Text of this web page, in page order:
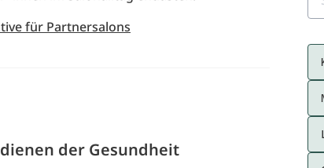
für Partnersalons
der Gesundheit